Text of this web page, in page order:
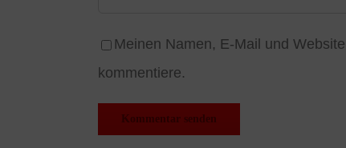
Meinen Namen, E-Mail und
kommentiere.